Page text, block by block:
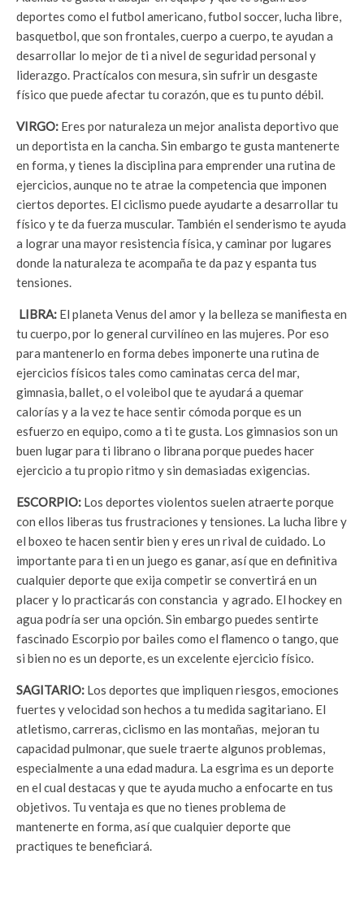
deportes como el futbol americano, futbol soccer, lucha libre,
basquetbol, que son frontales, cuerpo a cuerpo, te ayudan a
desarrollar lo mejor de ti a nivel de seguridad personal y
liderazgo. Practícalos con mesura, sin sufrir un desgaste
físico que puede afectar tu corazón, que es tu punto débil.
VIRGO: Eres por naturaleza un mejor analista deportivo que
un deportista en la cancha. Sin embargo te gusta mantenerte
en forma, y tienes la disciplina para emprender una rutina de
ejercicios, aunque no te atrae la competencia que imponen
ciertos deportes. El ciclismo puede ayudarte a desarrollar tu
físico y te da fuerza muscular. También el senderismo te ayuda
a lograr una mayor resistencia física, y caminar por lugares
donde la naturaleza te acompaña te da paz y espanta tus
tensiones.
LIBRA: El planeta Venus del amor y la belleza se manifiesta en
tu cuerpo, por lo general curvilíneo en las mujeres. Por eso
para mantenerlo en forma debes imponerte una rutina de
ejercicios físicos tales como caminatas cerca del mar,
gimnasia, ballet, o el voleibol que te ayudará a quemar
calorías y a la vez te hace sentir cómoda porque es un
esfuerzo en equipo, como a ti te gusta. Los gimnasios son un
buen lugar para ti librano o librana porque puedes hacer
ejercicio a tu propio ritmo y sin demasiadas exigencias.
ESCORPIO: Los deportes violentos suelen atraerte porque
con ellos liberas tus frustraciones y tensiones. La lucha libre y
el boxeo te hacen sentir bien y eres un rival de cuidado. Lo
importante para ti en un juego es ganar, así que en definitiva
cualquier deporte que exija competir se convertirá en un
placer y lo practicarás con constancia y agrado. El hockey en
agua podría ser una opción. Sin embargo puedes sentirte
fascinado Escorpio por bailes como el flamenco o tango, que
si bien no es un deporte, es un excelente ejercicio físico.
SAGITARIO: Los deportes que impliquen riesgos, emociones
fuertes y velocidad son hechos a tu medida sagitariano. El
atletismo, carreras, ciclismo en las montañas, mejoran tu
capacidad pulmonar, que suele traerte algunos problemas,
especialmente a una edad madura. La esgrima es un deporte
en el cual destacas y que te ayuda mucho a enfocarte en tus
objetivos. Tu ventaja es que no tienes problema de
mantenerte en forma, así que cualquier deporte que
practiques te beneficiará.